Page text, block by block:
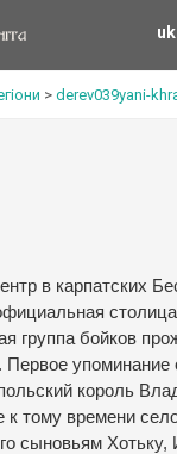
uk
> derev039yani-
в карпатских
столица
группа бойков
Первое упоминание
король
к тому времени
сыновьям Хотьку,